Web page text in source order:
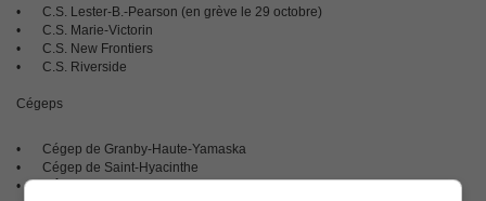
•
C.S. Lester-B.-Pearson (en grève le 29 octobre)
•
C.S. Marie-Victorin
•
C.S. New Frontiers
•
C.S. Riverside
Cégeps
•
Cégep de Granby-Haute-Yamaska
•
Cégep de Saint-Hyacinthe
•